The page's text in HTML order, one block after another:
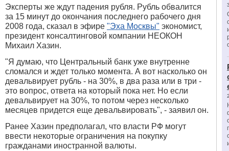
Эксперты же ждут падения рубля. Рубль обвалится
за 15 минут до окончания последнего рабочего дня
2008 года, сказал в эфире "Эха Москвы" экономист,
президент консалтинговой компании НЕОКОН
Михаил Хазин.
"Я думаю, что Центральный банк уже внутренне
сломался и ждет только момента. А вот насколько он
девальвирует рубль - на 30%, в два раза или в три -
это вопрос, ответа на который пока нет. Но если
девальвирует на 30%, то потом через несколько
месяцев придется еще девальвировать", - заявил он.
Ранее Хазин предполагал, что власти РФ могут
ввести некоторые ограничения на покупку
гражданами иностранной валюты.